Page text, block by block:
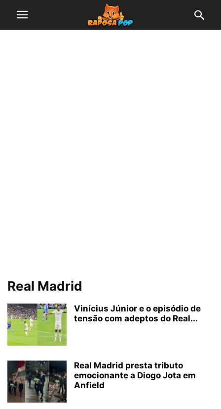
Real Madrid
Vinícius Júnior e o episódio de
tensão com adeptos do Real...
Real Madrid presta tributo
emocionante a Diogo Jota em
Anfield